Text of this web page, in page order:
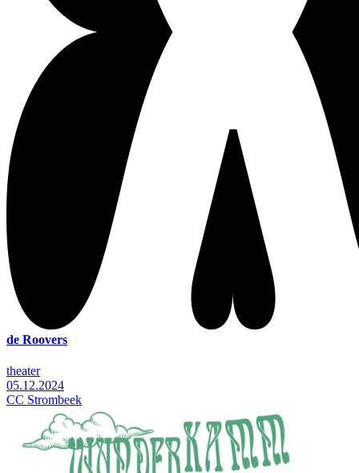
de Roovers
theater
05.12.2024
CC Strombeek